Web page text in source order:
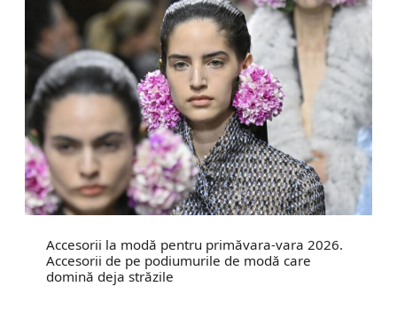
Accesorii la modă pentru primăvara-vara 2026.
Accesorii de pe podiumurile de modă care
domină deja străzile